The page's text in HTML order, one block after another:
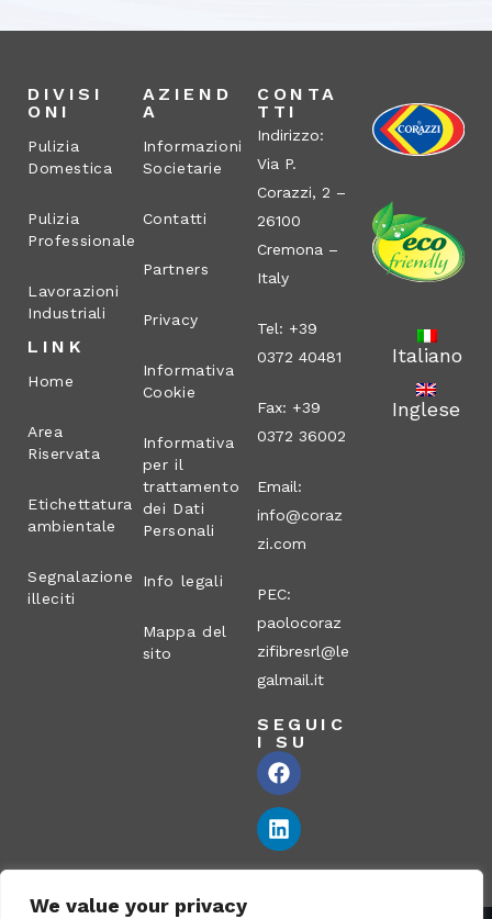
We value your privacy
DIVISI
ONI
Pulizia
Domestica
Pulizia
Professionale
Lavorazioni
Industriali
LINK
Home
Area
Riservata
Etichettatura
ambientale
Segnalazione
illeciti
AZIEND
A
Informazioni
Societarie
Contatti
Partners
Privacy
Informativa
Cookie
Informativa
per il
trattamento
dei Dati
Personali
Info legali
Mappa del
sito
CONTA
TTI
Indirizzo:
Via P.
Corazzi, 2 –
26100
Cremona –
Italy
Tel: +39
0372 40481
Fax: +39
0372 36002
Email:
info@coraz
zi.com
PEC:
paolocoraz
zifibresrl@le
galmail.it
SEGUIC
I SU
Italiano
Inglese